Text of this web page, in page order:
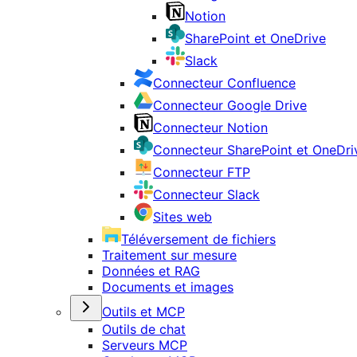
Notion
SharePoint et OneDrive
Slack
Connecteur Confluence
Connecteur Google Drive
Connecteur Notion
Connecteur SharePoint et
Connecteur FTP
Connecteur Slack
Sites web
Téléversement de fichiers
Traitement sur mesure
Données et RAG
Documents et images
Outils et MCP
Outils de chat
Serveurs MCP